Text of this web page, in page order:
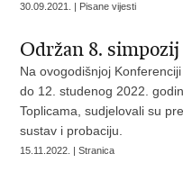
30.09.2021. | Pisane vijesti
Održan 8.
Na ovogodišnjoj
do 12. studenog 2022.
Toplicama, sudjelovali su
sustav i probaciju.
15.11.2022. | Stranica